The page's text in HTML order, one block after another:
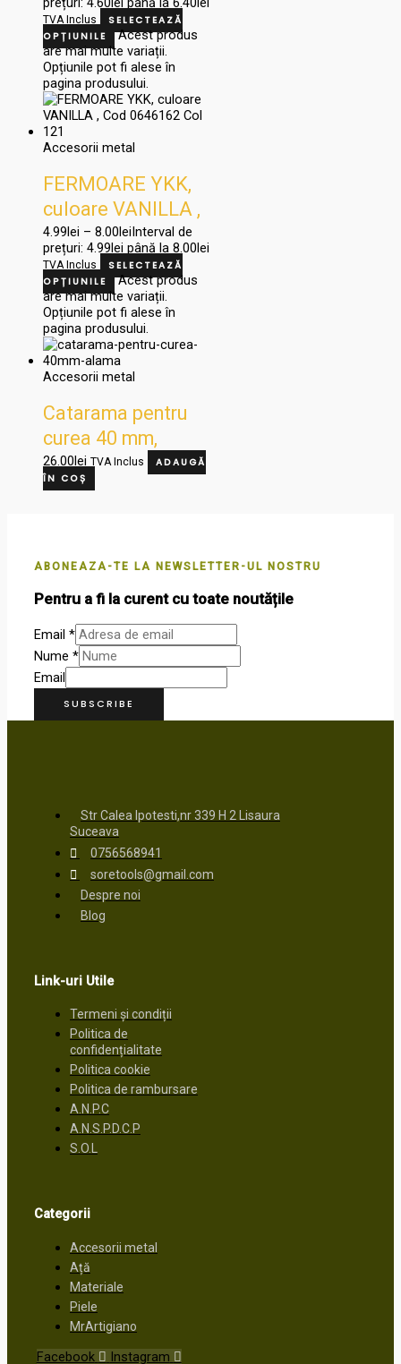
INCHIS, fermoar
auriu antichizat
TVA Inclus
SELECTEAZĂ
OPȚIUNILE
Acest produs
are mai multe variații.
Opțiunile pot fi alese în
pagina produsului.
Accesorii metal
FERMOARE YKK,
culoare VANILLA ,
Cod 0646162 Col
121
4.99lei – 8.00leiInterval de
prețuri: 4.99lei până la 8.00lei
TVA Inclus
SELECTEAZĂ
OPȚIUNILE
Acest produs
are mai multe variații.
Opțiunile pot fi alese în
pagina produsului.
Accesorii metal
Catarama pentru
curea 40 mm,
ALAMA, Culoare
OTTONE, Cod
26.00lei TVA Inclus
ADAUGĂ
ÎN COȘ
ABONEAZA-TE LA NEWSLETTER-UL NOSTRU
Pentru a fi la curent cu toate noutățile
Nume *
Email *
Email
SUBSCRIBE
Str Calea Ipotesti,nr 339 H 2 Lisaura
Suceava
0756568941
soretools@gmail.com
Despre noi
Blog
Link-uri Utile
Termeni și condiții
Politica de
confidențialitate
Politica cookie
Politica de rambursare
A.N.P.C
A.N.S.P.D.C.P
S.O.L
Categorii
Accesorii metal
Ață
Materiale
Piele
MrArtigiano
Facebook Instagram